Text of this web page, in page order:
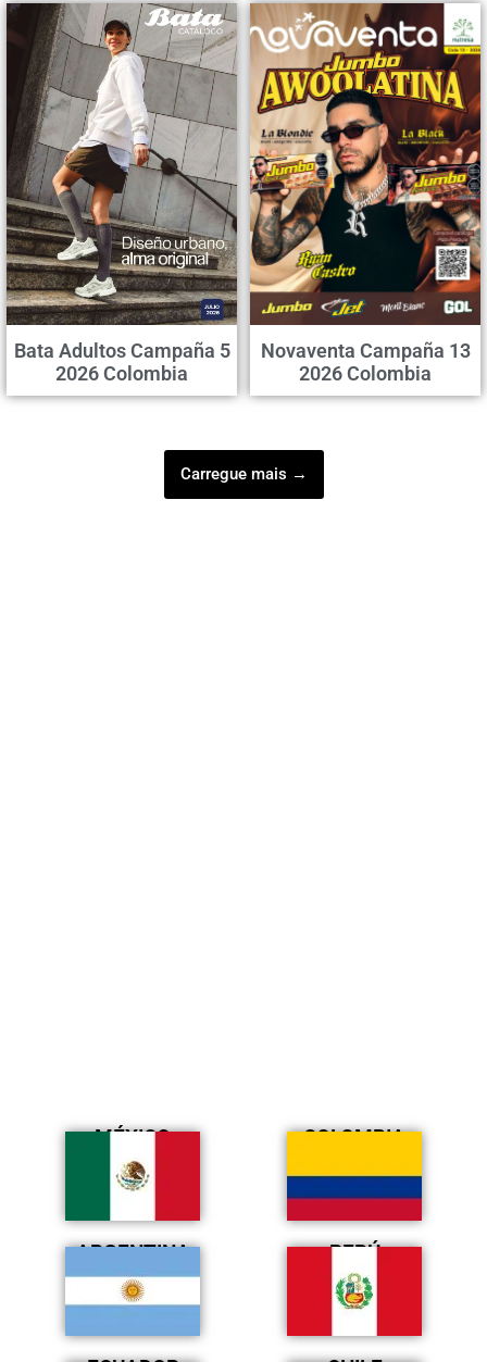
Bata Adultos Campaña 5
2026 Colombia
Novaventa Campaña 13
2026 Colombia
Carregue mais →
MÉXICO COLOMBIA
ARGENTINA PERÚ